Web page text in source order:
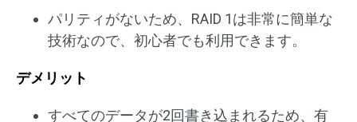
パリティがないため、RAID 1は非常に簡単な
技術なので、初心者でも利用できます。
デメリット
すべてのデータが2回書き込まれるため、有